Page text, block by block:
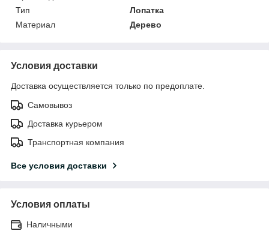
Тип
Лопатка
Материал
Дерево
Условия доставки
Доставка осуществляется только по предоплате.
Самовывоз
Доставка курьером
Транспортная компания
Все условия доставки
Условия оплаты
Наличными